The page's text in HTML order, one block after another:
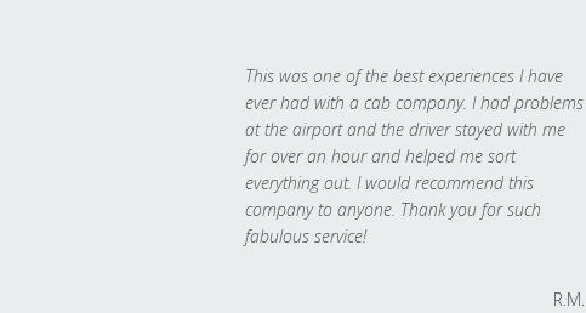
This was one of the best experiences I have
ever had with a cab company. I had problems
at the airport and the driver stayed with me
for over an hour and helped me sort
everything out. I would recommend this
company to anyone. Thank you for such
fabulous service!
R.M.